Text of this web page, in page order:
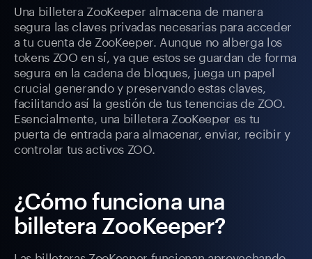
Una billetera ZooKeeper almacena de manera
segura las claves privadas necesarias para acceder
a tu cuenta de ZooKeeper. Aunque no alberga los
tokens ZOO en sí, ya que estos se guardan de forma
segura en la cadena de bloques, juega un papel
crucial generando y preservando estas claves,
facilitando así la gestión de tus tenencias de ZOO.
Esencialmente, una billetera ZooKeeper es tu
puerta de entrada para almacenar, enviar, recibir y
controlar tus activos ZOO.
¿Cómo funciona una
billetera ZooKeeper?